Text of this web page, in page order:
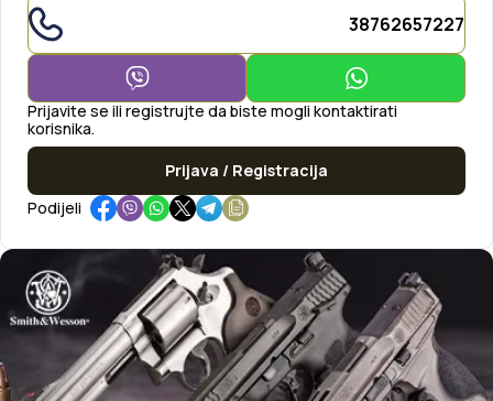
38762657227
Prijavite se ili registrujte da biste mogli kontaktirati
korisnika.
Prijava / Registracija
Podijeli